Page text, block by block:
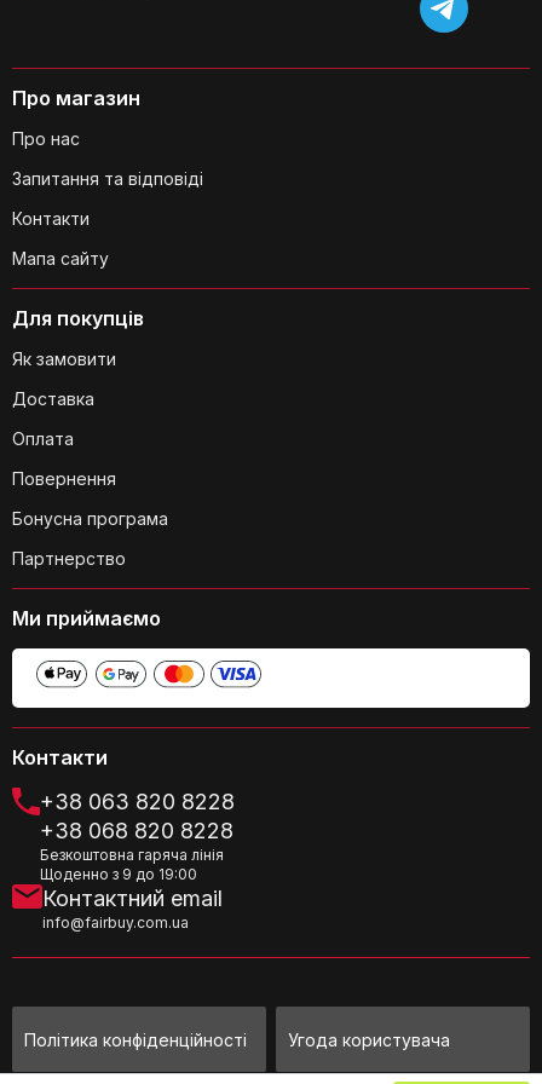
закривається блискавка?
або кишені для організації речей?
Контакти
+38 063 820 8228
+38 068 820 8228
Безкоштовна гаряча лінія
Щоденно з 9 до 19:00
Контактний email
info@fairbuy.com.ua
Для покупців
Як замовити
Доставка
Оплата
Повернення
Бонусна програма
Партнерство
Про магазин
Про нас
Запитання та відповіді
Контакти
Мапа сайту
Ми приймаємо
Політика конфіденційності Угода користувача